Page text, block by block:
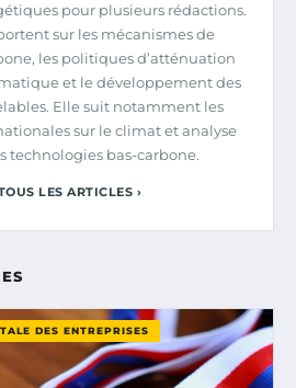
pour plusieurs rédactions.
sur les mécanismes de
les politiques d’atténuation
et le développement des
Elle suit notamment les
sur le climat et analyse
technologies bas-carbone.
LES ARTICLES ›
DES ENTREPRISES